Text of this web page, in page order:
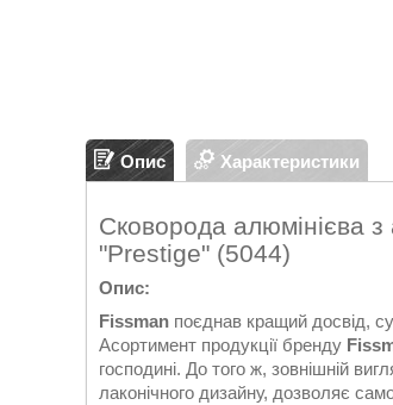
Опис Характеристики
Сковорода алюмінієва
"Prestige" (5044)
Опис:
Fissman поєднав кращий досвід,
Асортимент продукції бренду
господині. До того ж, зовнішній
лаконічного дизайну, дозволяє